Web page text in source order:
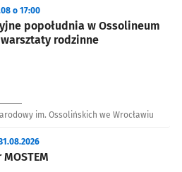
popołudnia w Ossolineum
warsztaty rodzinne
o 17:00
im. Ossolińskich we Wrocławiu